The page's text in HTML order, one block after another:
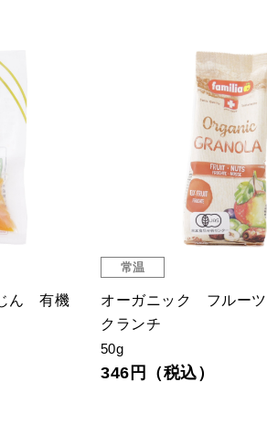
ん 有機
常温
オーガニック フルー
クランチ
50g
346円（税込）